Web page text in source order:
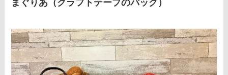
まぐりあ（クラフトテープのバッグ）